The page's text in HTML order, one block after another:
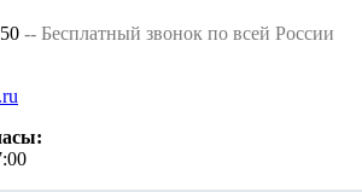
-- Бесплатный звонок по всей России